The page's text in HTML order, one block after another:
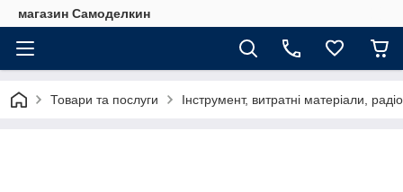
магазин Самоделкин
Товари та послуги Інструмент, витратні матеріали,